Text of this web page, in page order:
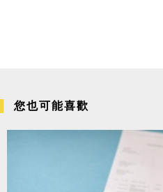
您也可能喜歡